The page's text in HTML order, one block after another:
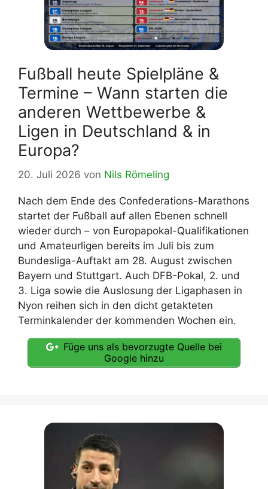
Fußball heute Spielpläne &
Termine – Wann starten die
anderen Wettbewerbe &
Ligen in Deutschland & in
Europa?
20. Juli 2026 von Nils Römeling
Nach dem Ende des Confederations-Marathons
startet der Fußball auf allen Ebenen schnell
wieder durch – von Europapokal-Qualifikationen
und Amateurligen bereits im Juli bis zum
Bundesliga-Auftakt am 28. August zwischen
Bayern und Stuttgart. Auch DFB-Pokal, 2. und
3. Liga sowie die Auslosung der Ligaphasen in
Nyon reihen sich in den dicht getakteten
Terminkalender der kommenden Wochen ein.
Füge uns als bevorzugte Quelle bei
Google hinzu